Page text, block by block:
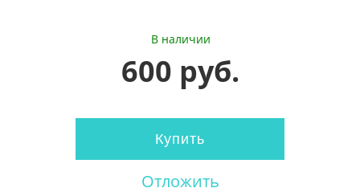
В наличии
600 руб.
Купить
Отложить